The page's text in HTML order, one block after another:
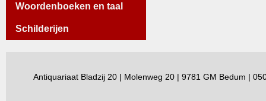
Woordenboeken en taal
Schilderijen
Antiquariaat Bladzij 20 | Molenweg 20 | 9781 GM Bedum |